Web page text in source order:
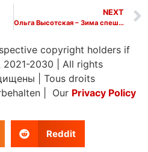
NEXT
Ольга Высотская – Зима спешит, хлопочет
copyright holders if
2021-2030
All rights
Tous droits
| Our Privacy Policy
Reddit